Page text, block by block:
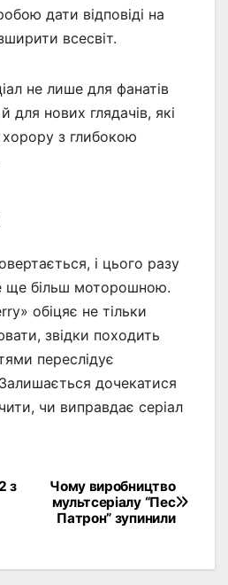
дати відповіді на
всесвіт.
не лише для фанатів
для нових глядачів, які
хорору з глибокою
і цього разу
ще більш моторошною.
обіцяє не тільки
звідки походить
переслідує
дочекатися
чи виправдає серіал
Чому виробництво
мультсеріалу “Пес
Патрон” зупинили
з